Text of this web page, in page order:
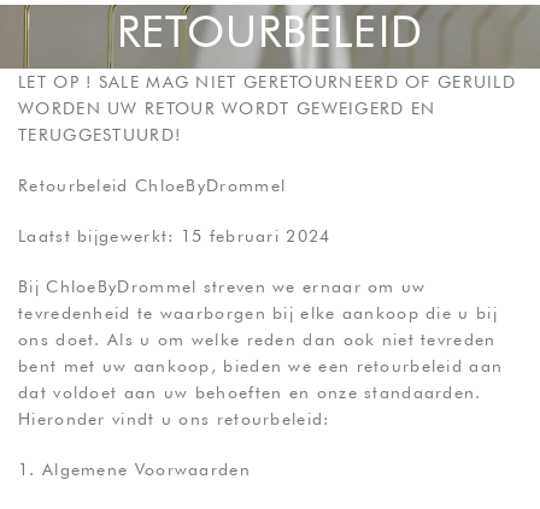
RETOURBELEID
LET OP ! SALE MAG NIET GERETOURNEERD OF GERUILD
WORDEN UW RETOUR WORDT GEWEIGERD EN
TERUGGESTUURD!
Retourbeleid ChloeByDrommel
Laatst bijgewerkt: 15 februari 2024
Bij ChloeByDrommel streven we ernaar om uw
tevredenheid te waarborgen bij elke aankoop die u bij
ons doet. Als u om welke reden dan ook niet tevreden
bent met uw aankoop, bieden we een retourbeleid aan
dat voldoet aan uw behoeften en onze standaarden.
Hieronder vindt u ons retourbeleid:
1. Algemene Voorwaarden